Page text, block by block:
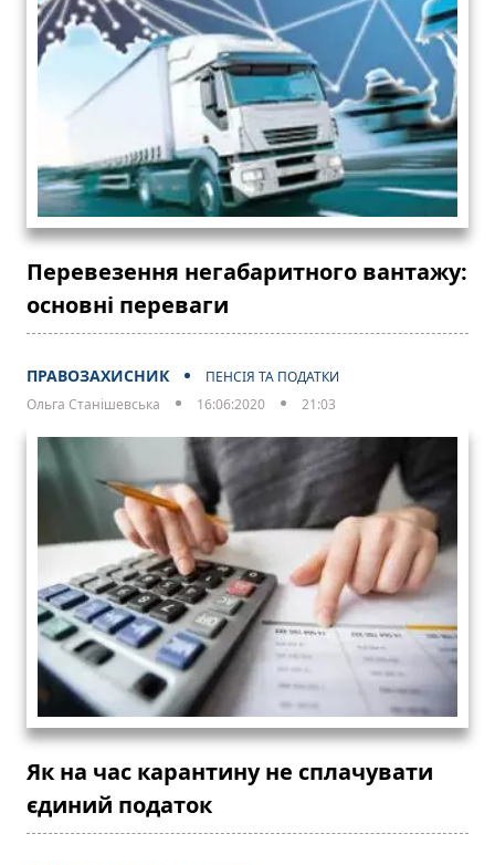
Перевезення негабаритного вантажу:
основні переваги
ПРАВОЗАХИСНИК
ПЕНСІЯ ТА ПОДАТКИ
Ольга Станішевська
16:06:2020 21:03
Як на час карантину не сплачувати
єдиний податок